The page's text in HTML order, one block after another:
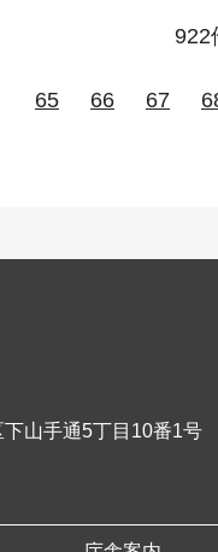
922
65 66 67
山手通5丁目10番1号